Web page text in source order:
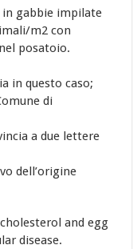
gabbie impilate
m2 con
posatoio.
in questo caso;
di
a due lettere
dell’origine
and egg
disease.